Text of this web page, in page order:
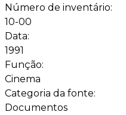
Número de inventário:
10-00
Data:
1991
Função:
Cinema
Categoria da fonte:
Documentos